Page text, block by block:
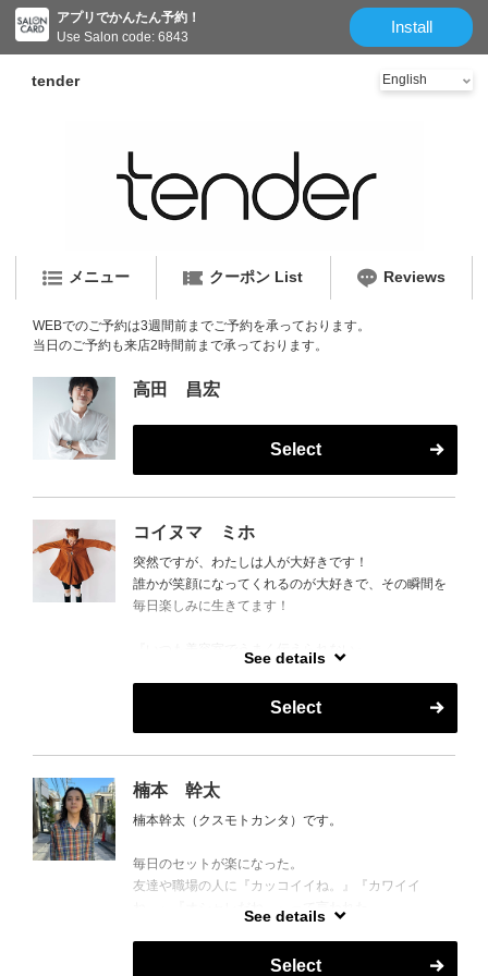
アプリでかんたん予約！
Use Salon code: 6843
Install
tender
メニュー クーポン List Reviews
WEBでのご予約は3週間前までご予約を承っております。
当日のご予約も来店2時間前まで承っております。
高田 昌宏
Select
コイヌマ ミホ
突然ですが、わたしは人が大好きです！
誰かが笑顔になってくれるのが大好きで、その瞬間を
毎日楽しみに生きてます！
『人と違った髪型もしてみたい』
『何て言えばいいかわからないけどやりたい感じがあ
る』
『ほんとはめんどくさくてもっと楽ちんにすごした
い』
『何もしなくてもおしゃれな感じがいい』
です。
美容室って少し緊張するなーって思っていたタイプで
See details
Select
楠本 幹太
楠本幹太（クスモトカンタ）です。
毎日のセットが楽になった。
友達や職場の人に『カッコイイね。』『カワイイ
とっても幸せで大切な瞬間だと僕は思います。
See details
Select